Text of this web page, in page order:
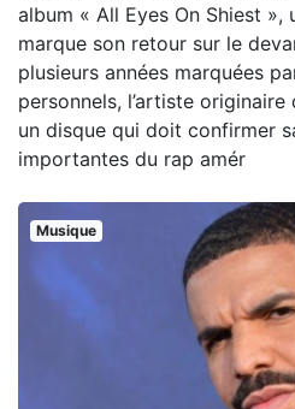
album « All Eyes On Shiest
marque son retour sur le
plusieurs années marquées
personnels, l’artiste
un disque qui doit confirmer
importantes du rap amér
Musique